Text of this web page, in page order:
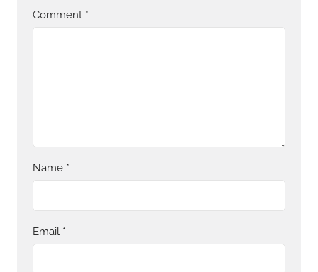
Comment *
Name *
Email *